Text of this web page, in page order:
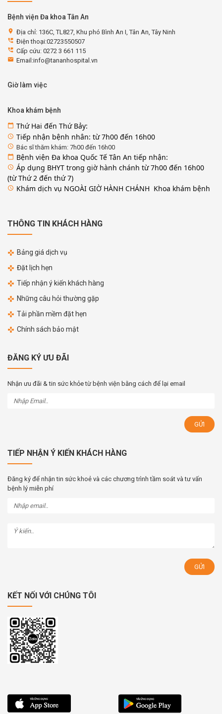
Bệnh viện Đa khoa Tân An
location_on Địa chỉ: 136C, TL827, Khu phó Bình An I, Tân An, Tây Ninh
perm_phone_msg Điện thoại:02723550507
perm_phone_msg Cấp cứu: 0272 3 661 115
email Email:info@tananhospital.vn
Giờ làm việc
Khoa khám bệnh
calendar_today Thứ Hai đến Thứ Bảy:
access_time Tiếp nhận bệnh nhân: từ 7h00 đến 16h00
access_time Bác sĩ thăm khám: 7h00 đến 16h00
calendar_today Bệnh viện Đa khoa Quốc Tế Tân An tiếp nhận:
access_time Áp dụng BHYT trong giờ hành chánh từ 7h00 đến 16h00
(từ Thứ 2 đến thứ 7)
access_time Khám dịch vụ NGOÀI GIỜ HÀNH CHÁNH Khoa khám bệnh
THÔNG TIN KHÁCH HÀNG
Bảng giá dịch vụ
Đặt lịch hẹn
Tiếp nhận ý kiến khách hàng
Những câu hỏi thường gặp
Tải phần mềm đặt hẹn
Chính sách bảo mật
ĐĂNG KÝ ƯU ĐÃI
Nhận ưu đãi & tin sức khỏe từ bệnh viện bằng cách để lại email
TIẾP NHẬN Ý KIẾN KHÁCH HÀNG
Đăng ký để nhận tin sức khoẻ và các chương trình tầm soát và tư vấn
bệnh lý miễn phí
KẾT NỐI VỚI CHÚNG TÔI